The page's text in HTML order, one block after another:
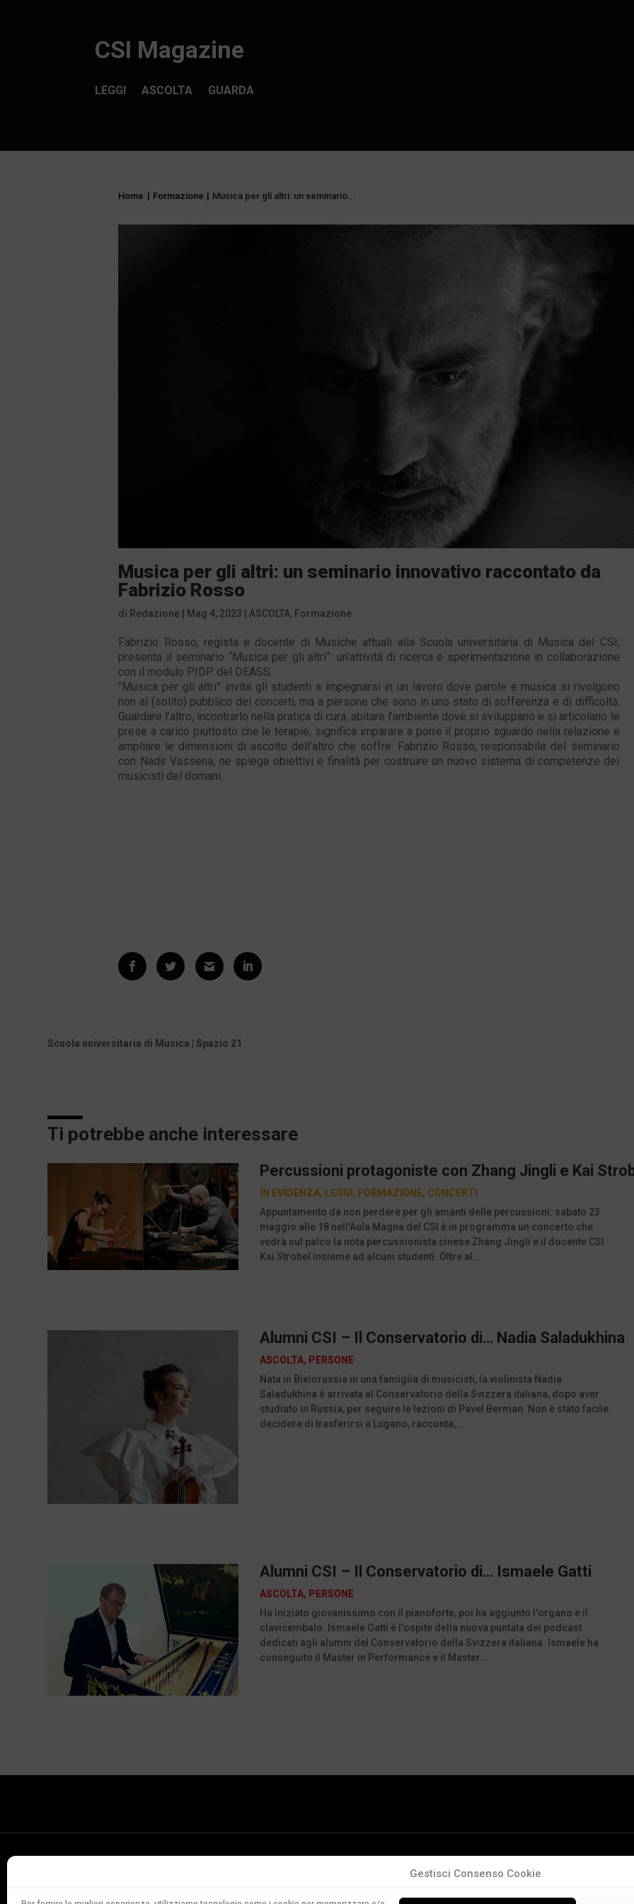
Gestisci Consenso Cookie
CSI Magazine
ASCOLTA GUARDA
LEGGI
Home | Formazione | Musica per gli altri: un seminario...
Musica per gli altri: un seminario innovativo raccontato da
Fabrizio Rosso
di Redazione Mag 4, 2023 |ASCOLTA, Formazione
Fabrizio Rosso, regista e docente di Musiche attuali alla Scuola universitaria di Musica del CSI,
presenta il seminario “Musica per gli altri”: un’attività di ricerca e sperimentazione in collaborazione
con il modulo PIDP del DEASS.
“Musica per gli altri” invita gli studenti a impegnarsi in un lavoro dove parole e musica si rivolgono
non al (solito) pubblico dei concerti, ma a persone che sono in uno stato di sofferenza e di difficoltà.
Guardare l’altro, incontrarlo nella pratica di cura, abitare l’ambiente dove si sviluppano e si articolano le
prese a carico piuttosto che le terapie, significa imparare a porre il proprio sguardo nella relazione e
ampliare le dimensioni di ascolto dell’altro che soffre. Fabrizio Rosso, responsabile del seminario
con Nadir Vassena, ne spiega obiettivi e finalità per costruire un nuovo sistema di competenze dei
musicisti del domani.
Scuola universitaria di Musica | Spazio 21
Ti potrebbe anche interessare
Percussioni protagoniste con Zhang Jingli e Kai
IN EVIDENZA, LEGGI , FORMAZIONE, CONCERTI
Appuntamento da non perdere per gli amanti delle percussioni: sabato 23
maggio alle 18 nell'Aula Magna del CSI è in programma un concerto che
vedrà sul palco la nota percussionista cinese Zhang Jingli e il docente CSI
Kai Strobel insieme ad alcuni studenti. Oltre al...
Alumni CSI – Il Conservatorio di… Nadia Saladukhina
ASCOLTA, PERSONE
Nata in Bielorussia in una famiglia di musicisti, la violinista Nadia
Saladukhina è arrivata al Conservatorio della Svizzera italiana, dopo aver
studiato in Russia, per seguire le lezioni di Pavel Berman. Non è stato facile
decidere di trasferirsi a Lugano, racconta,...
Alumni CSI – Il Conservatorio di… Ismaele Gatti
ASCOLTA, PERSONE
Ha iniziato giovanissimo con il pianoforte, poi ha aggiunto l'organo e il
clavicembalo. Ismaele Gatti è l'ospite della nuova puntata dei podcast
dedicati agli alumni del Conservatorio della Svizzera italiana. Ismaele ha
conseguito il Master in Performance e il Master...